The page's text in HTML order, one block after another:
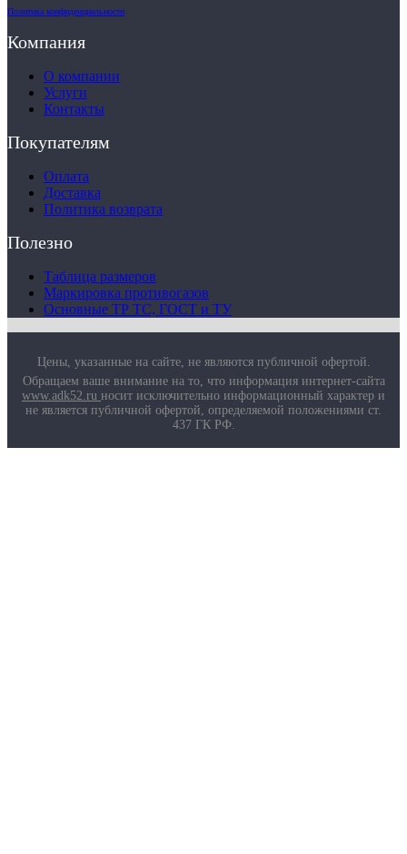
Политика конфиденциальности
Компания
О компании
Услуги
Контакты
Покупателям
Оплата
Доставка
Политика возврата
Полезно
Таблица размеров
Маркировка противогазов
Основные ТР ТС, ГОСТ и ТУ
Цены, указанные на сайте, не являются публичной офертой.
Обращаем ваше внимание на то, что информация интернет-сайта
www.adk52.ru носит исключительно информационный характер и
не является публичной офертой, определяемой положениями ст.
437 ГК РФ.